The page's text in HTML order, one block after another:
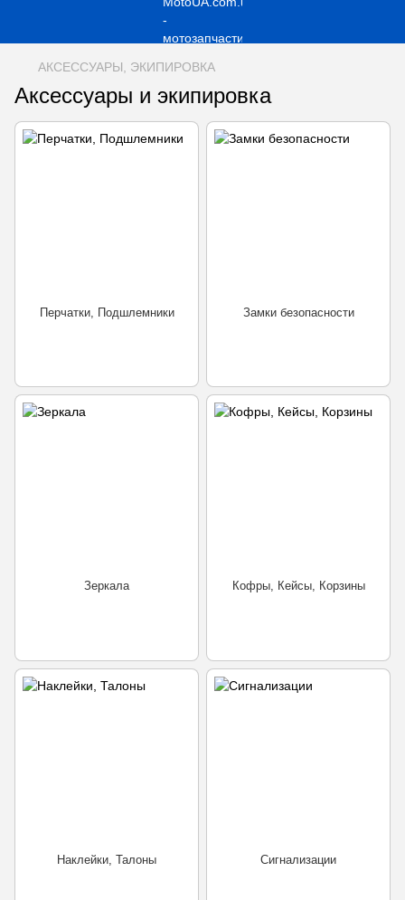
АКСЕССУАРЫ, ЭКИПИРОВКА
Аксессуары и экипировка
Перчатки, Подшлемники Замки безопасности
Зеркала Кофры, Кейсы, Корзины
Наклейки, Талоны Сигнализации